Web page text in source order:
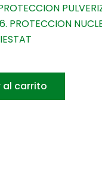
PROTECCION
al carrito